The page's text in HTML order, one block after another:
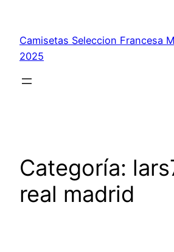
contenido
Camisetas Seleccion Francesa
2025
Categoría:
real madrid